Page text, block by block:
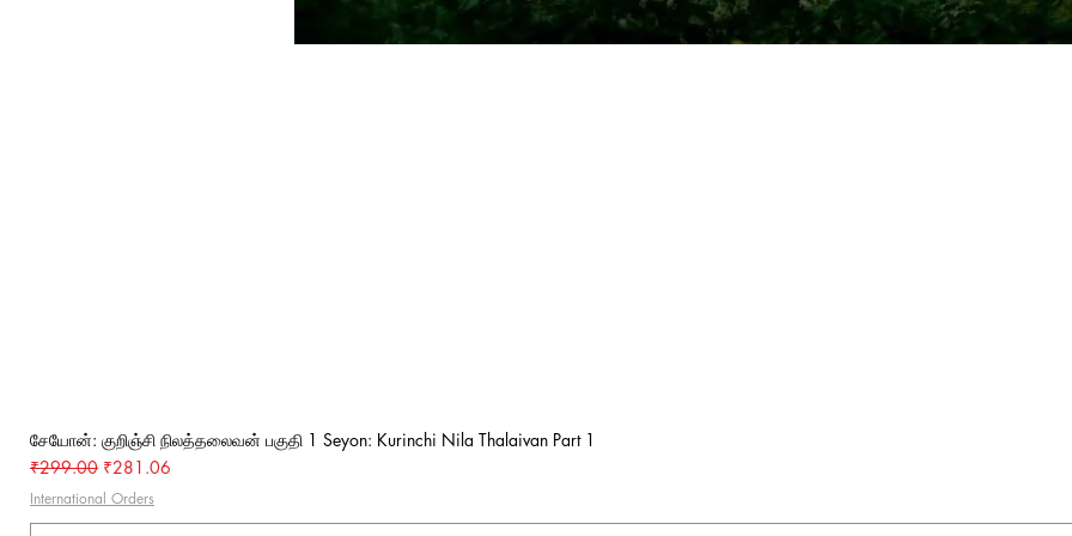
சேயோன்: குறிஞ்சி நிலத்தலைவன் பகுதி 1 Seyon: Kurinchi Nila Thalaivan Part 1
Regular Price
₹299.00 Sale Price
₹281.06
International Orders